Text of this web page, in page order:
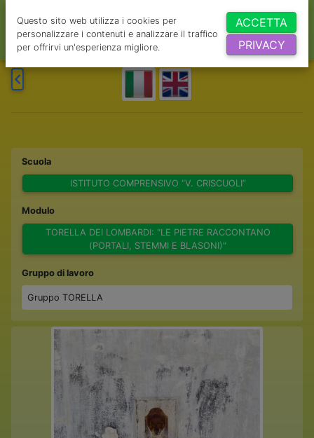
Questo sito web utilizza i cookies per
personalizzare i contenuti e analizzare il traffico
per offrirvi un'esperienza migliore.
ACCETTA
PRIVACY
Scuola
ISTITUTO COMPRENSIVO “V. CRISCUOLI”
Modulo
TORELLA DEI LOMBARDI: "LE PIETRE RACCONTANO
(PORTALI, STEMMI E BLASONI)"
Gruppo di lavoro
Gruppo TORELLA